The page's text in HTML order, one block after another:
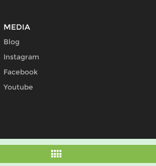
MEDIA
Blog
Instagram
Facebook
Youtube